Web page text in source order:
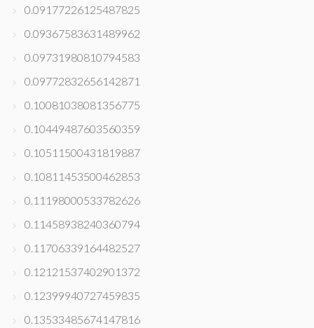
0.09177226125487825
0.09367583631489962
0.09731980810794583
0.09772832656142871
0.10081038081356775
0.10449487603560359
0.10511500431819887
0.10811453500462853
0.11198000533782626
0.11458938240360794
0.11706339164482527
0.12121537402901372
0.12399940727459835
0.13533485674147816